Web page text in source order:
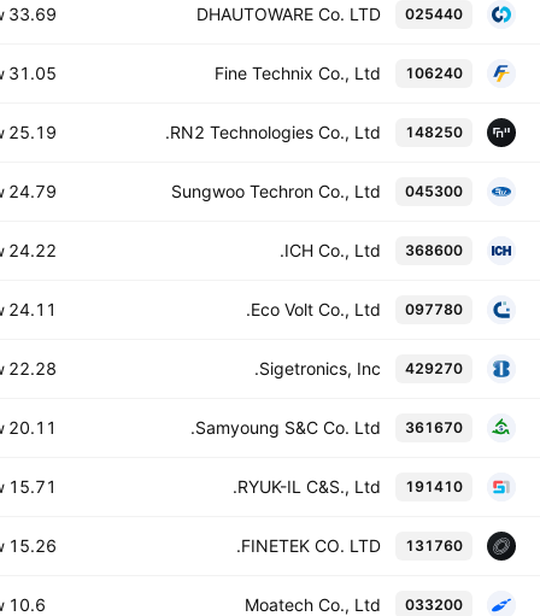
025440
DHAUTOWARE Co. LTD
33.69 B
106240
Fine Technix Co., Ltd
31.05 B
148250
RN2 Technologies Co., Ltd.
25.19 B
045300
Sungwoo Techron Co., Ltd
24.79 B
368600
ICH Co., Ltd.
24.22 B
097780
Eco Volt Co., Ltd.
24.11 B
429270
Sigetronics, Inc.
22.28 B
361670
Samyoung S&C Co. Ltd.
20.11 B
191410
RYUK-IL C&S., Ltd.
15.71 B
131760
FINETEK CO. LTD.
15.26 B
033200
Moatech Co., Ltd
10.6 B